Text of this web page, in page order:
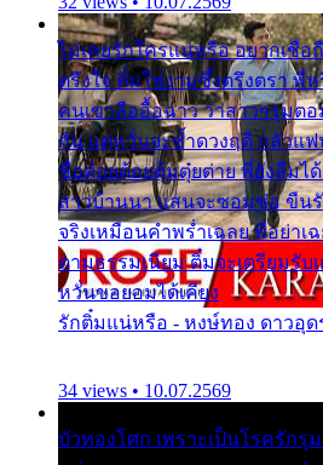
ไม่เคยรักใครแน่หรือ อยากเชื่
ตรึงใจ ติ๋มใช่งามซึ้งตรึงตรา พี่
คนเขาลืออื้อฉาว ว่าสาวๆรุมต
กัน แต่หวั่นจะช้ำดวงฤดี กลัวแ
ชื่อต๋อยต้อยตุ้มตุ๋ยต่าย พี่ยังลืมได้
สาวบ้านนา แสนจะซอมซ่อ ขืน
จริงเหมือนคำพร่ำเฉลย พี่อย่า
ตามธรรมเนียม ติ๋มจะเตรียมรับ
หวั่นขอยอมได้เคียง
รักติ๋มแน่หรือ - หงษ์ทอง ดาวอุด
34 views • 10.07.2569
บัวทองโศก เพราะเป็นโรครัก